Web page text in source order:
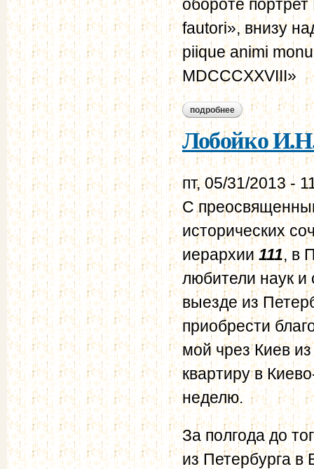
обороте
fautori», внизу
piique animi
MDCCCXXVIII»
подробнее о лобойко и.н. об
Лобойко
пт, 05/31/2013 -
С
исторических
иерархии111, в
любители наук и
выезде из
приобрести
мой чрез Киев
квартиру в
неделю.
За полгода до
из Петербурга в